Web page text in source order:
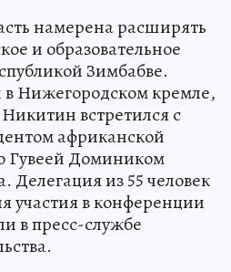
намерена расширять
и образовательное
Зимбабве.
Нижегородском кремле,
встретился с
африканской
Гувеей Домиником
Делегация из 55 человек
участия в конференции
в пресс-службе